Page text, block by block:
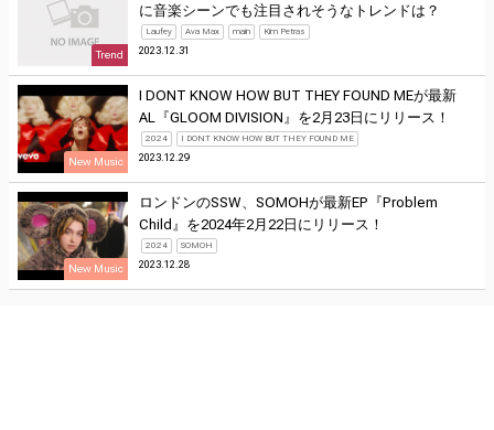
Trend
に音楽シーンでも注目されそうなトレンドは？
Laufey Ava Max main Kim Petras
2023.12.31
New Music
I DONT KNOW HOW BUT THEY FOUND MEが最新
AL『GLOOM DIVISION』を2月23日にリリース！
2024 I DONT KNOW HOW BUT THEY FOUND ME
2023.12.29
New Music
ロンドンのSSW、SOMOHが最新EP『Problem
Child』を2024年2月22日にリリース！
2024 SOMOH
2023.12.28